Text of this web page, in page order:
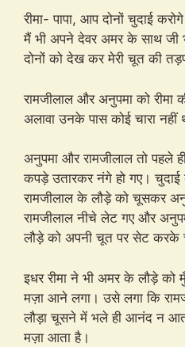
रीमा- पापा, आप दोनों चुदाई
मैं भी अपने देवर अमर के साथ जी
दोनों को देख कर मेरी चूत की
रामजीलाल और अनुपमा को रीमा
अलावा उनके पास कोई चारा नहीं
अनुपमा और रामजीलाल तो पहले
कपड़े उतारकर नंगे हो गए। चुदाई
रामजीलाल के लौड़े को चूसकर
रामजीलाल नीचे लेट गए और
लौड़े को अपनी चूत पर सेट करके
इधर रीमा ने भी अमर के लौड़े को
मज़ा आने लगा। उसे लगा कि
लौड़ा चूसने में भले ही आनंद न
मज़ा आता है।